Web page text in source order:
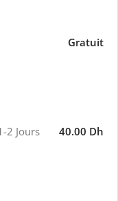
Gratuit
2 Jours 40.00 Dh